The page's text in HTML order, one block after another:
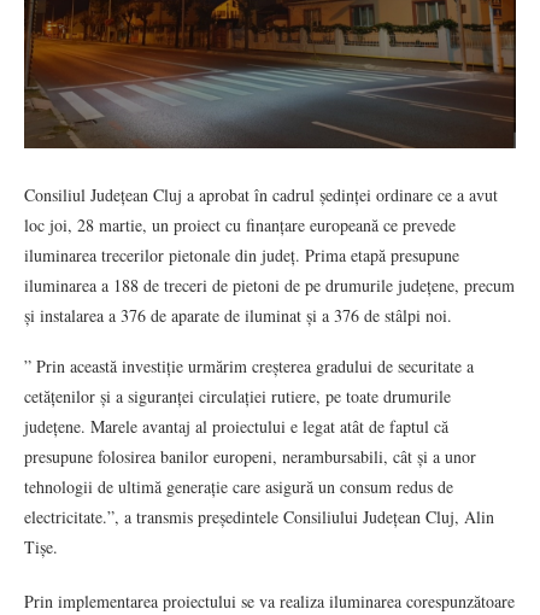
Consiliul Județean Cluj a aprobat în cadrul ședinței ordinare ce a avut
loc joi, 28 martie, un proiect cu finanțare europeană ce prevede
iluminarea trecerilor pietonale din județ. Prima etapă presupune
iluminarea a 188 de treceri de pietoni de pe drumurile județene, precum
și instalarea a 376 de aparate de iluminat și a 376 de stâlpi noi.
” Prin această investiție urmărim creșterea gradului de securitate a
cetățenilor și a siguranței circulației rutiere, pe toate drumurile
județene. Marele avantaj al proiectului e legat atât de faptul că
presupune folosirea banilor europeni, nerambursabili, cât și a unor
tehnologii de ultimă generație care asigură un consum redus de
electricitate.”, a transmis președintele Consiliului Județean Cluj, Alin
Tișe.
Prin implementarea proiectului se va realiza iluminarea corespunzătoare